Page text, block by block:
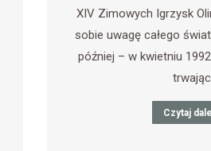
XIV Zimowych Igrzysk
sobie uwagę całego
później – w kwietniu
Czytaj